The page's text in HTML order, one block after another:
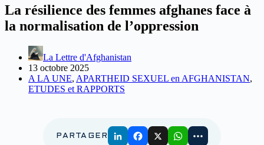
au
contenu
La résilience des femmes afghanes face à
la normalisation de l’oppression
La Lettre d'Afghanistan
13 octobre 2025
A LA UNE, APARTHEID SEXUEL en AFGHANISTAN,
ETUDES et RAPPORTS
PARTAGER